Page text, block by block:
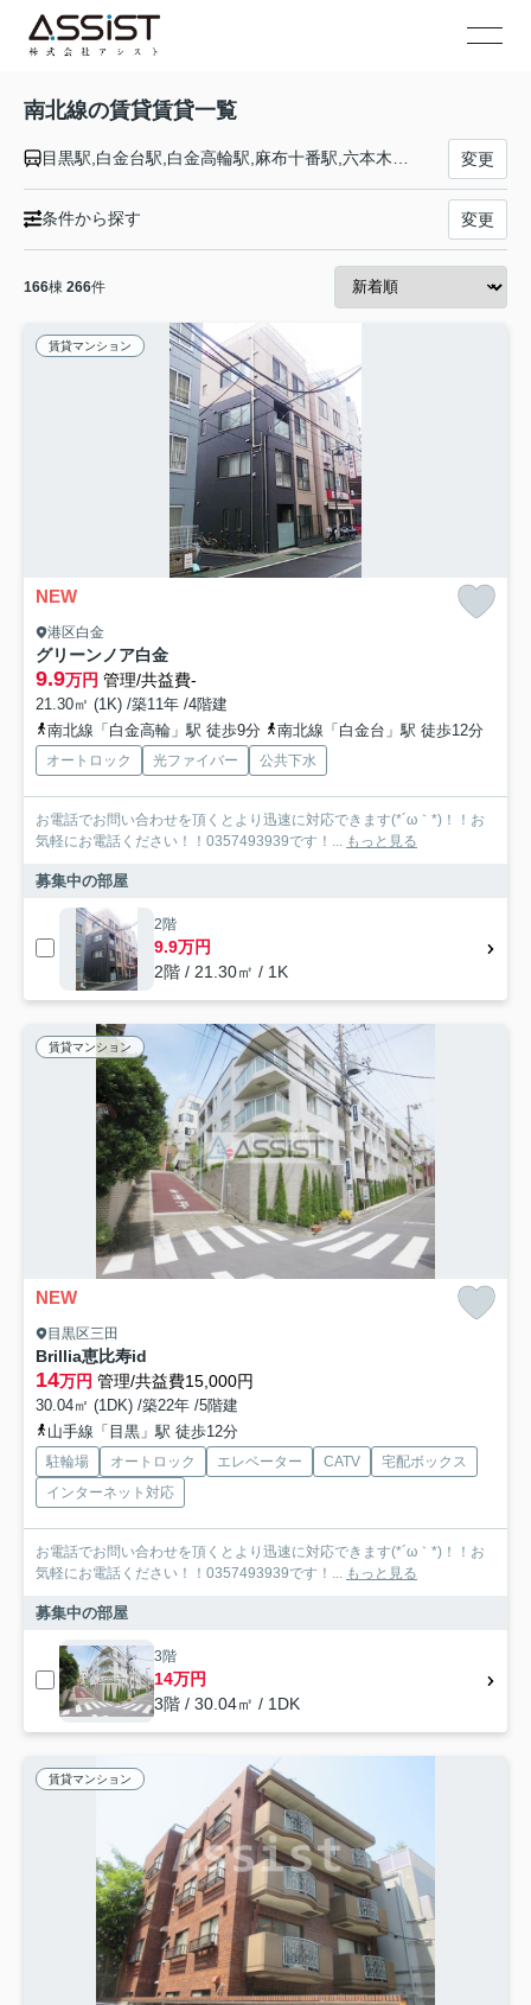
南北線の賃貸賃貸一覧
目黒駅,白金台駅,白金高輪駅,麻布十番駅,六本木一丁目駅,国会議事堂前駅,永田町駅,四ツ谷駅,市ケ谷駅,飯田橋駅,後楽園駅,東大前駅,本駒込駅,駒込駅,西ケ原駅,王子駅,王子神谷駅,志茂駅,赤羽岩淵駅 変更
条件から探す 変更
166棟 266件
賃貸マンション
NEW
港区白金
グリーンノア白金
9.9万円 管理/共益費-
21.30㎡ (1K) /築11年 /4階建
南北線「白金高輪」駅 徒歩9分
南北線「白金台」駅 徒歩12分
オートロック 光ファイバー 公共下水
お電話でお問い合わせを頂くとより迅速に対応できます(*´ω｀*)！！お
気軽にお電話ください！！0357493939です！...
もっと見る
募集中の部屋
2階
9.9万円
2階 / 21.30㎡ / 1K
賃貸マンション
NEW
目黒区三田
Brillia恵比寿id
14万円 管理/共益費15,000円
30.04㎡ (1DK) /築22年 /5階建
山手線「目黒」駅 徒歩12分
駐輪場 オートロック エレベーター CATV
宅配ボックス
インターネット対応
お電話でお問い合わせを頂くとより迅速に対応できます(*´ω｀*)！！お
気軽にお電話ください！！0357493939です！...
もっと見る
募集中の部屋
3階
14万円
3階 / 30.04㎡ / 1DK
賃貸マンション